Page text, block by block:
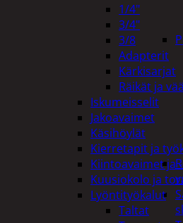
1/4"
3/4"
3/8
Adapterit
Kärkisarjat
Räikät ja
Iskumeisselit
Jakoavaimet
Käsihöylät
Kierretapit ja
Kiintoavaimet ja
Kuusiokolo ja
Lyöntityökalut
Taltat